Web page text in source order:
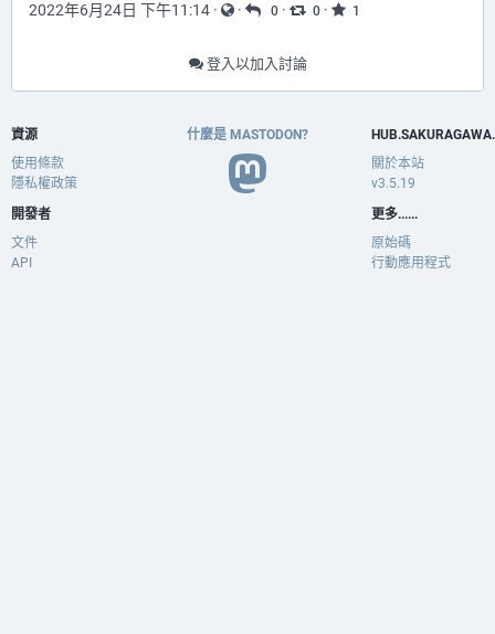
2022年6月24日 下午11:14 · · 0 · 0 · 1
登入以加入討論
資源
使用條款
隱私權政策
開發者
文件
API
什麼是 MASTODON?
關於本站
v3.5.19
更多......
原始碼
行動應用程式